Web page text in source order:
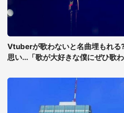
Vtuberが歌わないと名曲埋もれる
思い...「歌が大好きな僕にぜひ歌わ